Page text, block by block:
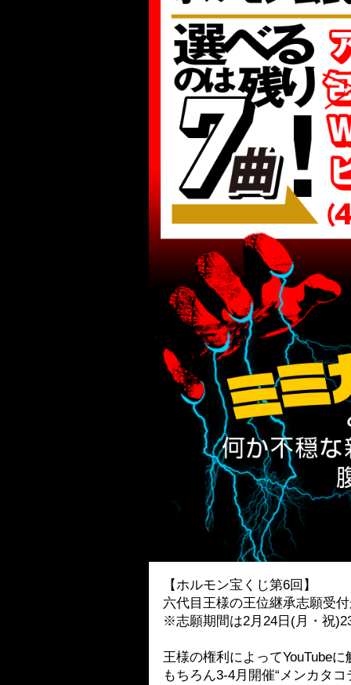
【ホルモン宝くじ第6回】
六代目王様の王位継承志願受
※志願期間は2月24日(月・祝
王様の権利によってYouTube
もちろん3-4月開催“メンカタ